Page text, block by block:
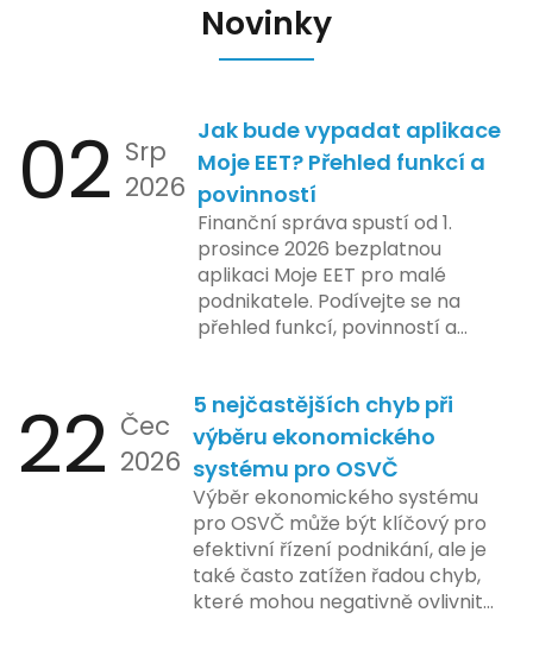
Novinky
02 Srp
2026
Jak bude vypadat aplikace
Moje EET? Přehled funkcí a
povinností
Finanční správa spustí od 1.
prosince 2026 bezplatnou
aplikaci Moje EET pro malé
podnikatele. Podívejte se na
přehled funkcí, povinností a
22 Čec
2026
5 nejčastějších chyb při
výběru ekonomického
systému pro OSVČ
Výběr ekonomického systému
pro OSVČ může být klíčový pro
efektivní řízení podnikání, ale je
také často zatížen řadou chyb,
které mohou negativně ovlivnit